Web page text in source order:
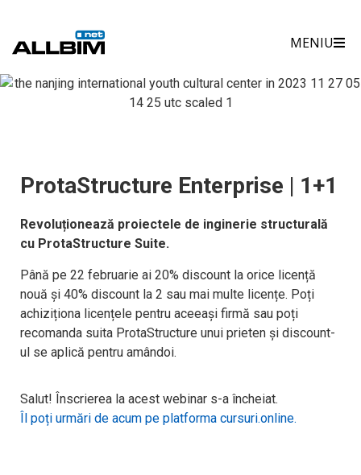
content
MENIU
ProtaStructure Enterprise | 1+1
Revoluționează proiectele de inginerie structurală
cu ProtaStructure Suite.
Până pe 22 februarie ai 20% discount la orice licență
nouă și 40% discount la 2 sau mai multe licențe. Poți
achiziționa licențele pentru aceeași firmă sau poți
recomanda suita ProtaStructure unui prieten și discount-
ul se aplică pentru amândoi.
Salut! Înscrierea la acest webinar s-a încheiat.
Îl poți urmări de acum pe platforma cursuri.online.